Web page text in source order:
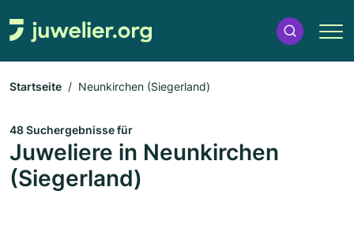
Startseite Neunkirchen (Siegerland)
48 Suchergebnisse für
Juweliere in Neunkirchen
(Siegerland)